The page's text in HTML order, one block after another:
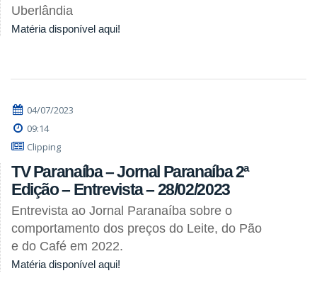
Uberlândia
Matéria disponível aqui!
04/07/2023
09:14
Clipping
TV Paranaíba – Jornal Paranaíba 2ª
Edição – Entrevista – 28/02/2023
Entrevista ao Jornal Paranaíba sobre o
comportamento dos preços do Leite, do Pão
e do Café em 2022.
Matéria disponível aqui!